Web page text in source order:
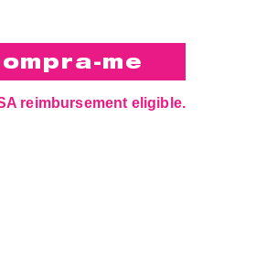
reimbursement eligible.